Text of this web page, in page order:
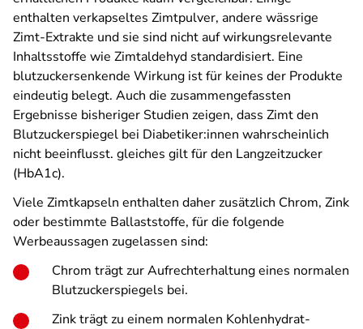
enthalten verkapseltes Zimtpulver, andere wässrige
Zimt-Extrakte und sie sind nicht auf wirkungsrelevante
Inhaltsstoffe wie Zimtaldehyd standardisiert. Eine
blutzuckersenkende Wirkung ist für keines der Produkte
eindeutig belegt. Auch die zusammengefassten
Ergebnisse bisheriger Studien zeigen, dass Zimt den
Blutzuckerspiegel bei Diabetiker:innen wahrscheinlich
nicht beeinflusst. gleiches gilt für den Langzeitzucker
(HbA1c).
Viele Zimtkapseln enthalten daher zusätzlich Chrom, Zink
oder bestimmte Ballaststoffe, für die folgende
Werbeaussagen zugelassen sind:
Chrom trägt zur Aufrechterhaltung eines normalen
Blutzuckerspiegels bei.
Zink trägt zu einem normalen Kohlenhydrat-